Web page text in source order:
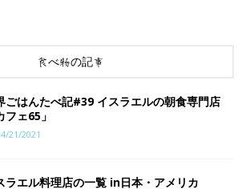
食べ物の記事
ごはんたべ記#39 イスラエルの朝食専門店
フェ65」
21/2021
ラエル料理店の一覧 in日本・アメリカ